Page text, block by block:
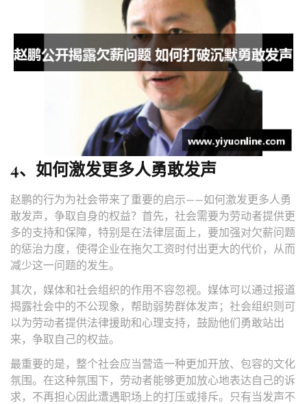
4、如何激发更多人勇敢发声
赵鹏的行为为社会带来了重要的启示——如何激发更多人勇
敢发声，争取自身的权益？首先，社会需要为劳动者提供更
多的支持和保障，特别是在法律层面上，要加强对欠薪问题
的惩治力度，使得企业在拖欠工资时付出更大的代价，从而
减少这一问题的发生。
其次，媒体和社会组织的作用不容忽视。媒体可以通过报道
揭露社会中的不公现象，帮助弱势群体发声；社会组织则可
以为劳动者提供法律援助和心理支持，鼓励他们勇敢站出
来，争取自己的权益。
最重要的是，整个社会应当营造一种更加开放、包容的文化
氛围。在这种氛围下，劳动者能够更加放心地表达自己的诉
求，不再担心因此遭遇职场上的打压或排斥。只有当发声不